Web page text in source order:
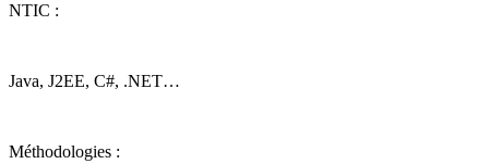
NTIC :
Java, J2EE, C#, .NET…
Méthodologies :